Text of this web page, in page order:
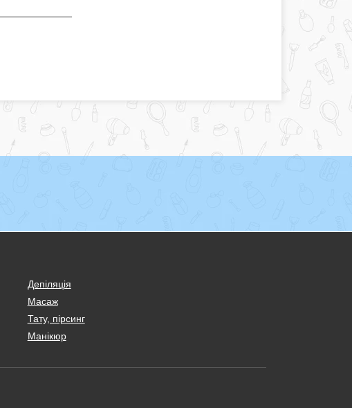
Депіляція
Масаж
Тату, пірсинг
Манікюр